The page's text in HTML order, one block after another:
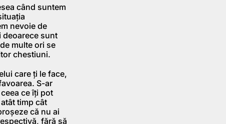
când suntem
nevoie de
deoarece sunt
multe ori se
chestiuni.
care ți le face,
S-ar
ce îți pot
timp cât
că nu ai
fără să